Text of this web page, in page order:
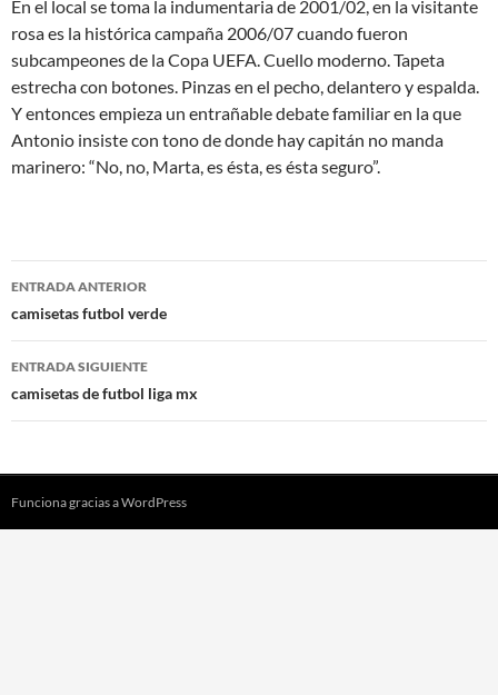
En el local se toma la indumentaria de 2001/02, en la visitante
rosa es la histórica campaña 2006/07 cuando fueron
subcampeones de la Copa UEFA. Cuello moderno. Tapeta
estrecha con botones. Pinzas en el pecho, delantero y espalda.
Y entonces empieza un entrañable debate familiar en la que
Antonio insiste con tono de donde hay capitán no manda
marinero: “No, no, Marta, es ésta, es ésta seguro”.
Navegación
de
entradas
ENTRADA ANTERIOR
camisetas futbol verde
ENTRADA SIGUIENTE
camisetas de futbol liga mx
Funciona gracias a WordPress